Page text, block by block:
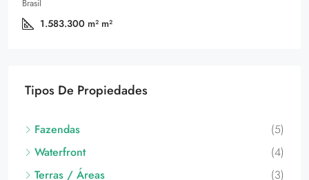
m² m²
Tipos De Propiedades
Fazendas
(5)
Waterfront
(4)
Terras / Áreas
(3)